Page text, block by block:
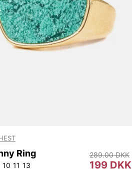
Ring
10 11 13 199 DKK
289.00 DKK